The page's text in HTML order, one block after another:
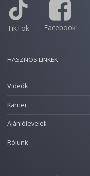
TikTok Facebook
HASZNOS LINKEK
Videók
Karrier
Ajánlólevelek
Rólunk